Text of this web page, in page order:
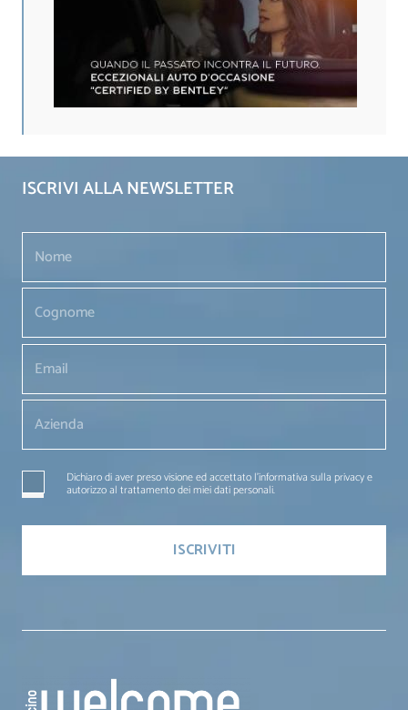
ISCRIVI ALLA NEWSLETTER
Dichiaro di aver preso visione ed accettato l'informativa sulla privacy e
autorizzo al trattamento dei miei dati personali.